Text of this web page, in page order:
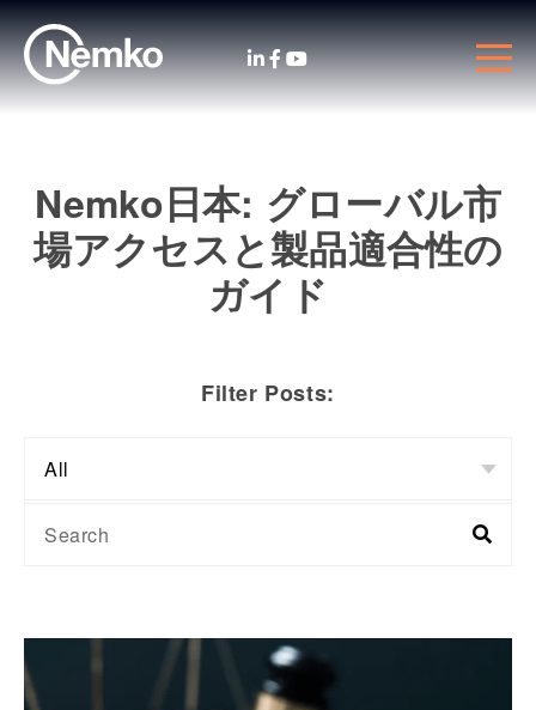
Nemko日本: グローバル市
場アクセスと製品適合性の
ガイド
Filter Posts: